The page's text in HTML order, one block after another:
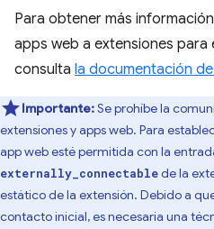
Para obtener más
apps web a extensiones para
consulta la documentación
Importante:Se prohíbe la
extensiones y apps web. Para
app web esté permitida con la
externally_connectablede la
estático de la extensión. Debido a
contacto inicial, es necesaria una